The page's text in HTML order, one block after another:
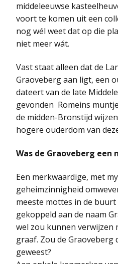
middeleeuwse
voort te komen uit een
nog wél weet dat op die
niet meer wát.
Vast staat alleen dat de
Graoveberg aan ligt, een
dateert van de late
gevonden Romeins
de midden-Bronstijd
hogere ouderdom van
Was de Graoveberg een
Een merkwaardige, met
geheimzinnigheid
meeste mottes in de buurt
gekoppeld aan de naam
wel zou kunnen verwijzen
graaf. Zou de Graoveberg
geweest?